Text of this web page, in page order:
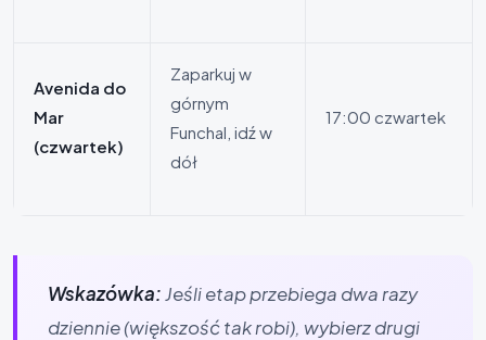
Avenida do
Mar
(czwartek)
Zaparkuj w
górnym
Funchal, idź w
dół
17:00 czwartek
Wskazówka: Jeśli etap przebiega dwa razy
dziennie (większość tak robi), wybierz drugi